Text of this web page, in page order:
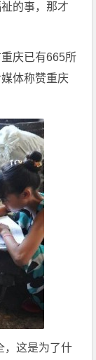
的事，那才
庆已有665所
体称赞重庆
，这是为了什